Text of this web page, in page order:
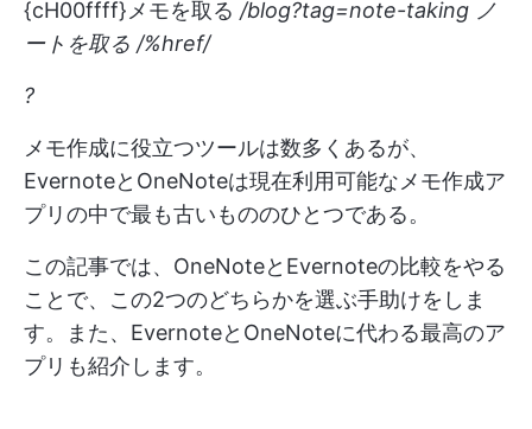
{cH00ffff}メモを取る /blog?tag=note-taking ノ
ートを取る /%href/
?
メモ作成に役立つツールは数多くあるが、
EvernoteとOneNoteは現在利用可能なメモ作成ア
プリの中で最も古いもののひとつである。
この記事では、OneNoteとEvernoteの比較をやる
ことで、この2つのどちらかを選ぶ手助けをしま
す。また、EvernoteとOneNoteに代わる最高のア
プリも紹介します。